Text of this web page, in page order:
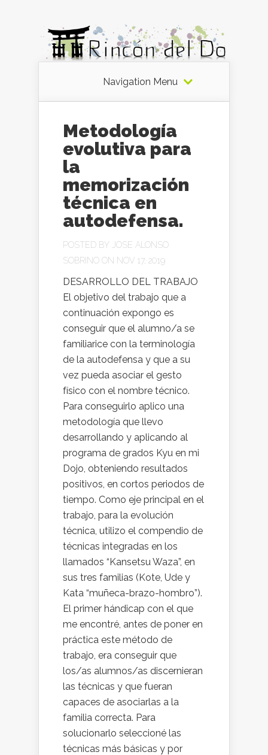
Navigation Menu
Metodología
evolutiva para
la
memorización
técnica en
autodefensa.
POSTED BY
JOSE ALONSO
SOBRINO ON NOV 17, 2019
DESARROLLO DEL TRABAJO
El objetivo del trabajo que a
continuación expongo es
conseguir que el alumno/a se
familiarice con la terminología
de la autodefensa y que a su
vez pueda asociar el gesto
físico con el nombre técnico.
Para conseguirlo aplico una
metodología que llevo
desarrollando y aplicando al
programa de grados Kyu en mi
Dojo, obteniendo resultados
positivos, en cortos periodos de
tiempo. Como eje principal en el
trabajo, para la evolución
técnica, utilizo el compendio de
técnicas integradas en los
llamados “Kansetsu Waza”, en
sus tres familias (Kote, Ude y
Kata “muñeca-brazo-hombro”).
El primer hándicap con el que
me encontré, antes de poner en
práctica este método de
trabajo, era conseguir que
los/as alumnos/as discernieran
las técnicas y que fueran
capaces de asociarlas a la
familia correcta. Para
solucionarlo seleccioné las
técnicas más básicas y por